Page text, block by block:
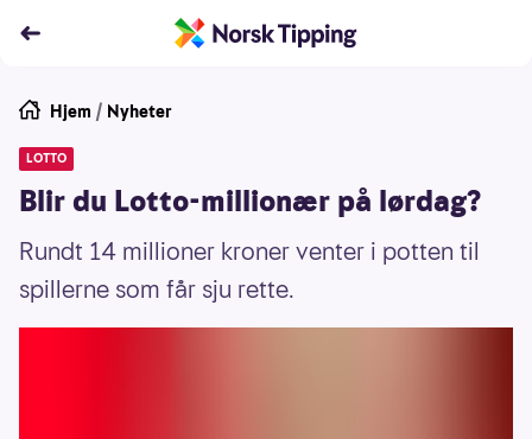
Hjem / Nyheter
LOTTO
Blir du Lotto-millionær på lørdag?
Rundt 14 millioner kroner venter i potten til
spillerne som får sju rette.